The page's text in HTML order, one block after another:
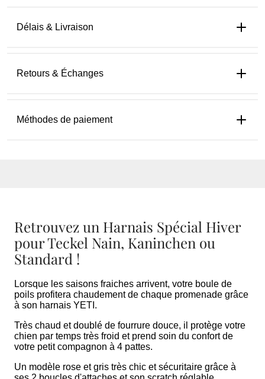
Délais & Livraison
Retours & Échanges
Méthodes de paiement
Retrouvez un Harnais Spécial Hiver
pour Teckel Nain, Kaninchen ou
Standard !
Lorsque les saisons fraiches arrivent, votre boule de
poils profitera chaudement de chaque promenade grâce
à son harnais YETI.
Très chaud et doublé de fourrure douce, il protège votre
chien par temps très froid et prend soin du confort de
votre petit compagnon à 4 pattes.
Un modèle rose et gris très chic et sécuritaire grâce à